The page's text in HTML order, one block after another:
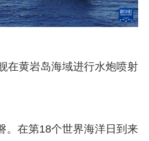
在黄岩岛海域进行水炮喷射
。在第18个世界海洋日到来